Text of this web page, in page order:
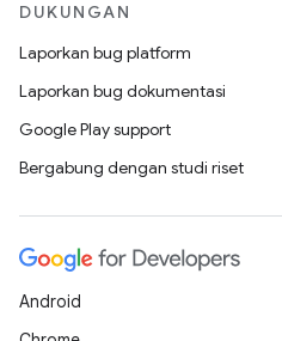
DUKUNGAN
Laporkan bug platform
Laporkan bug dokumentasi
Google Play support
Bergabung dengan studi riset
Android